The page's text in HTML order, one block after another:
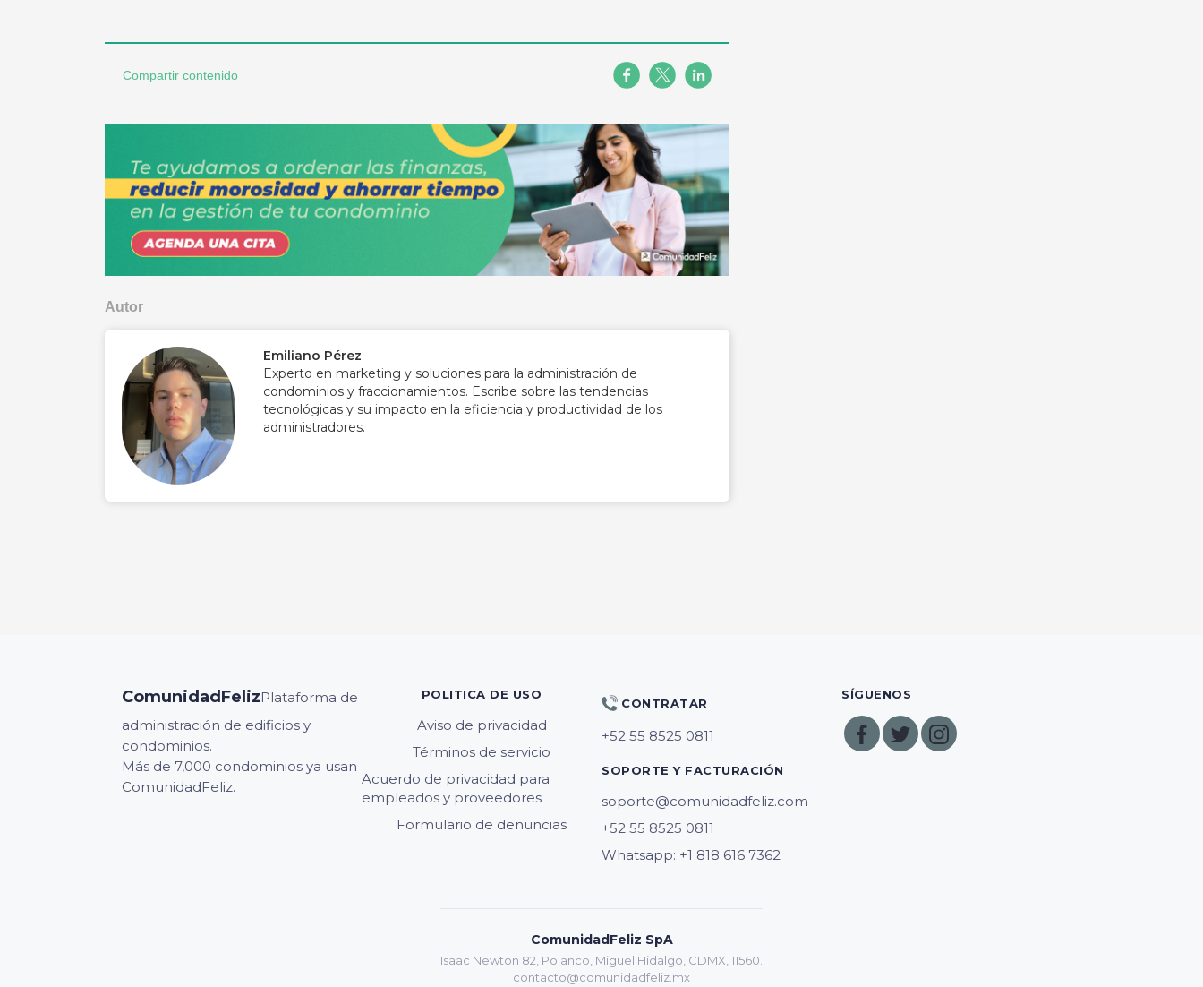
Compartir contenido
Autor
Emiliano Pérez
Experto en marketing y soluciones para la administración de
condominios y fraccionamientos. Escribe sobre las tendencias
tecnológicas y su impacto en la eficiencia y productividad de los
administradores.
ComunidadFelizPlataforma de
administración de edificios y
condominios.
Más de 7,000 condominios ya usan
ComunidadFeliz.
POLITICA DE USO
Aviso de privacidad
Términos de servicio
Acuerdo de privacidad para
empleados y proveedores
Formulario de denuncias
CONTRATAR
SOPORTE Y FACTURACIÓN
soporte@comunidadfeliz.com
Whatsapp: +1 818 616 7362
SÍGUENOS
ComunidadFeliz SpA
Isaac Newton 82, Polanco, Miguel Hidalgo, CDMX, 11560.
contacto@comunidadfeliz.mx